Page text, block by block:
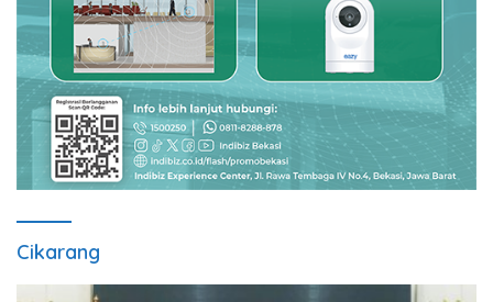
Cikarang